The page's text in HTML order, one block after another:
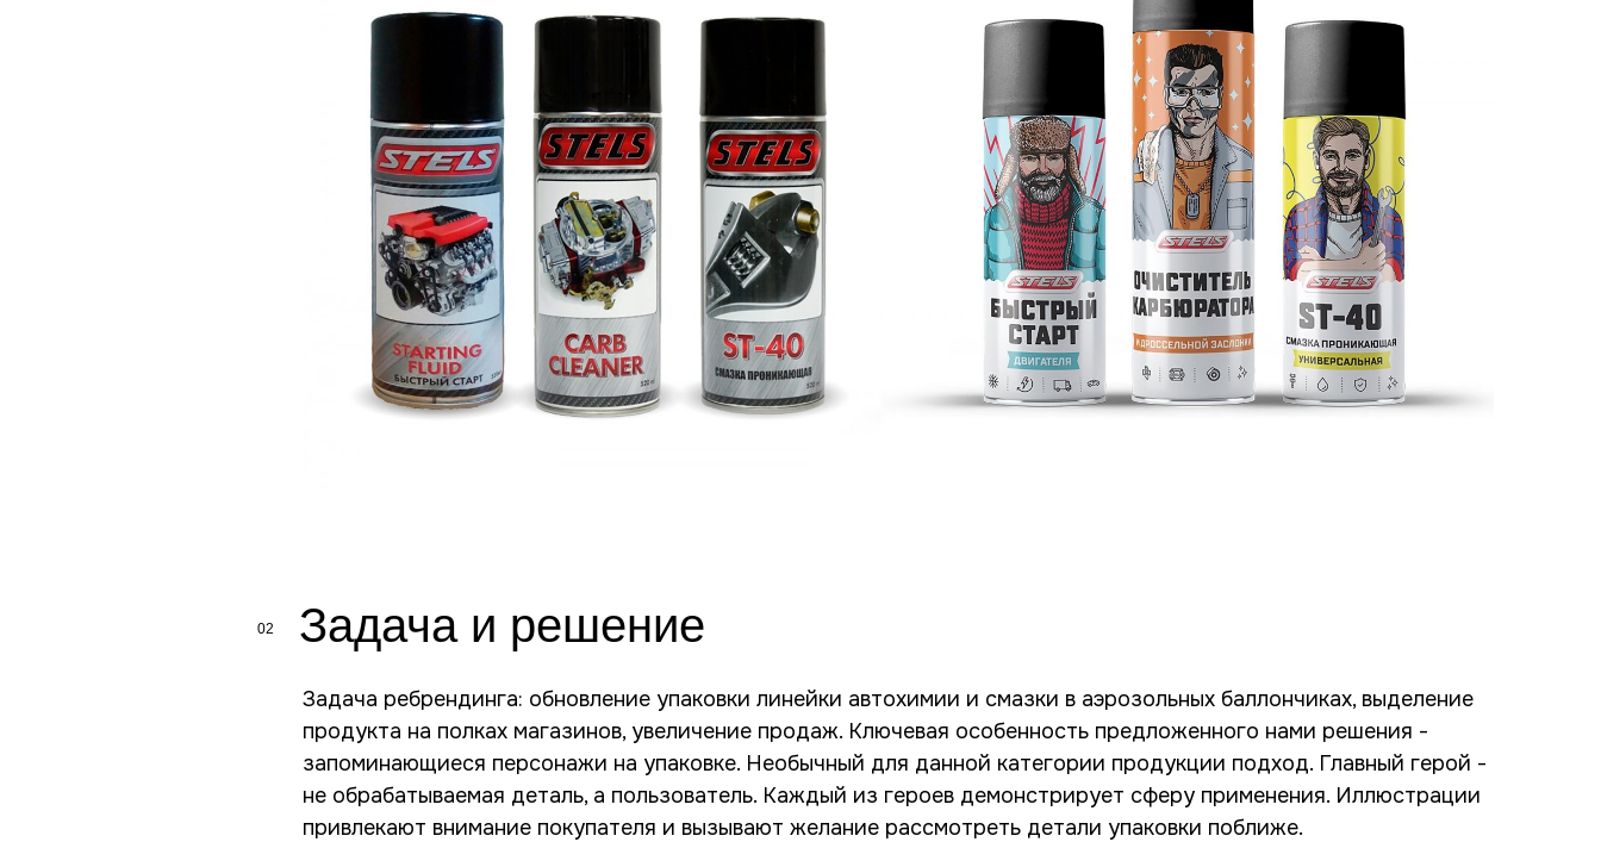
02 Задача и решение
Задача ребрендинга: обновление упаковки линейки автохимии и смазки в аэрозольных баллончиках, выделение
продукта на полках магазинов, увеличение продаж. Ключевая особенность предложенного нами решения -
запоминающиеся персонажи на упаковке. Необычный для данной категории продукции подход. Главный герой -
не обрабатываемая деталь, а пользователь. Каждый из героев демонстрирует сферу применения. Иллюстрации
привлекают внимание покупателя и вызывают желание рассмотреть детали упаковки поближе.